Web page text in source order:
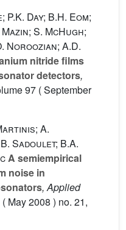
P.K. Day; B.H. Eom;
S. McHugh;
Noroozian; A.D.
nitride films
detectors,
97 ( September
A.
Sadoulet; B.A.
A semiempirical
noise in
, Applied
( May 2008 ) no. 21,